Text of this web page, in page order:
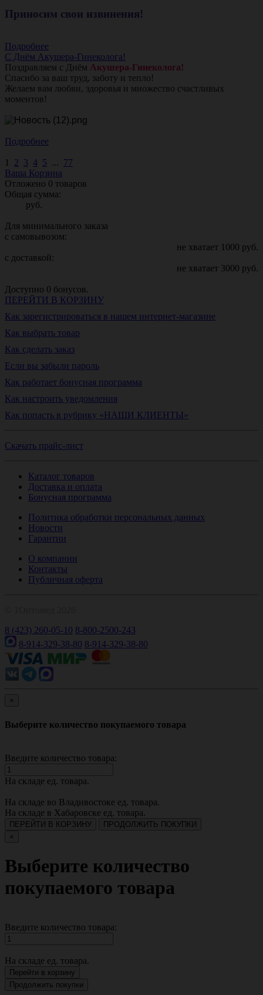
Приносим свои извинения!
Подробнее
С Днём Акушера-Гинеколога!
Поздравляем с Днём Акушера-Гинеколога!
Спасибо за ваш труд, заботу и тепло!
Желаем вам любви, здоровья и множество счастливых
моментов!
Подробнее
1 2 3 4 5 ... 77
Ваша Корзина
Отложено 0 товаров
Общая сумма:
руб.
Для минимального заказа
с самовывозом:
не хватает 1000 руб.
с доставкой:
не хватает 3000 руб.
Доступно 0 бонусов.
ПЕРЕЙТИ В КОРЗИНУ
Как зарегистрироваться в нашем интернет-магазине
Как выбрать товар
Как сделать заказ
Если вы забыли пароль
Как работает бонусная программа
Как настроить уведомления
Как попасть в рубрику «НАШИ КЛИЕНТЫ»
Скачать прайс-лист
Каталог товаров
Доставка и оплата
Бонусная программа
Политика обработки персональных данных
Новости
Гарантии
О компании
Контакты
Публичная оферта
8 (423) 260-05-10 8-800-2500-243
8-914-329-38-80 8-914-329-38-80
×
Выберите количество покупаемого товара
Введите количество товара:
На складе ед. товара.
На складе во Владивостоке ед. товара.
На складе в Хабаровске ед. товара.
ПЕРЕЙТИ В КОРЗИНУ
ПРОДОЛЖИТЬ ПОКУПКИ
×
Выберите количество
покупаемого товара
Введите количество товара:
На складе ед. товара.
Перейти в корзину
Продолжить покупки